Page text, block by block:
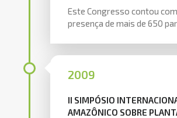
Este Congresso contou
presença de mais de 650
2009
II SIMPÓSIO
AMAZÔNICO SOBRE